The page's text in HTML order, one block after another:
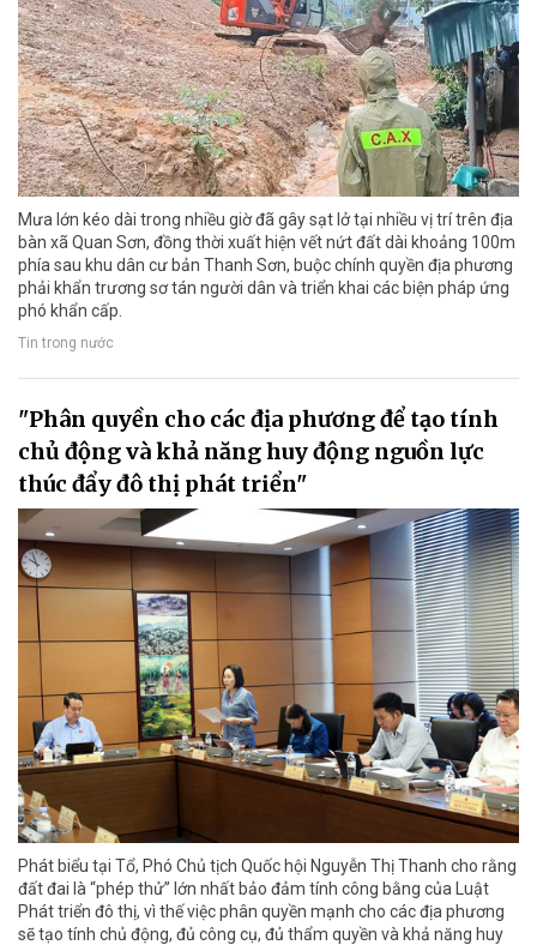
Mưa lớn kéo dài trong nhiều giờ đã gây sạt lở tại nhiều vị trí trên địa
bàn xã Quan Sơn, đồng thời xuất hiện vết nứt đất dài khoảng 100m
phía sau khu dân cư bản Thanh Sơn, buộc chính quyền địa phương
phải khẩn trương sơ tán người dân và triển khai các biện pháp ứng
phó khẩn cấp.
Tin trong nước
"Phân quyền cho các địa phương để tạo tính
chủ động và khả năng huy động nguồn lực
thúc đẩy đô thị phát triển"
Phát biểu tại Tổ, Phó Chủ tịch Quốc hội Nguyễn Thị Thanh cho rằng
đất đai là “phép thử” lớn nhất bảo đảm tính công bằng của Luật
Phát triển đô thị, vì thế việc phân quyền mạnh cho các địa phương
sẽ tạo tính chủ động, đủ công cụ, đủ thẩm quyền và khả năng huy